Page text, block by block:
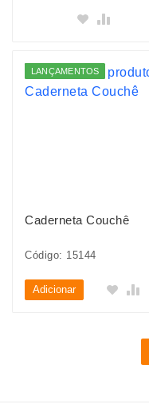
LANÇAMENTOS
Caderneta Couchê
Código: 15144
Adicionar